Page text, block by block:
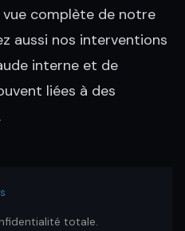
vue complète de notre
aussi nos interventions
interne et de
liées à des
totale.